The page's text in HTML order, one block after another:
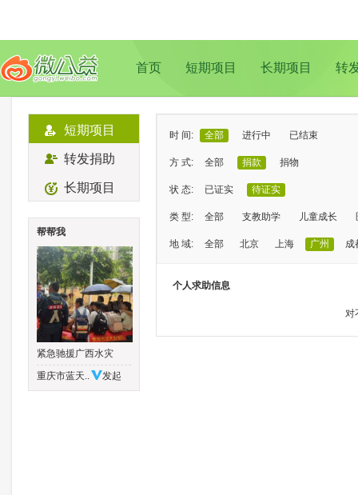
首页 短期项目 长期项目 转
短期项目
转发捐助
长期项目
帮帮我
紧急驰援广西水灾
重庆市蓝天..
发起
时 间: 全部 进行中 已结束
方 式: 全部 捐款 捐物
状 态: 已证实 待证实
类 型: 全部 支教助学 儿童成长
地 域: 全部 北京 上海 广州 成
个人求助信息
对